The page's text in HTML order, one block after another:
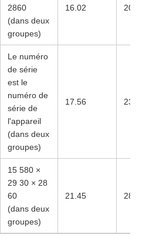
2860
(dans deux
groupes)
16.02 204.23
Le numéro
de série
est le
numéro de
série de
l'appareil
(dans deux
groupes)
17.56 230.07
15 580 ×
29 30 × 28
60
(dans deux
groupes)
21.45 282.56